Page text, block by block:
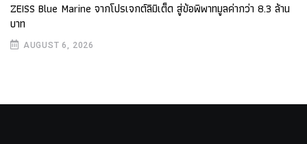
ZEISS Blue Marine จากโปรเจกต์ลิมิเต็ด สู่ข้อพิพาทมูลค่ากว่า 8.3 ล้าน
บาท
AUGUST 6, 2026